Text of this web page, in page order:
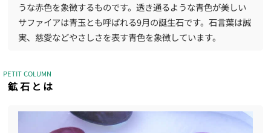
うな赤色を象徴するものです。透き通るような青色が美しい
サファイアは青玉とも呼ばれる9月の誕生石です。石言葉は誠
実、慈愛などやさしさを表す青色を象徴しています。
PETIT COLUMN
鉱石とは